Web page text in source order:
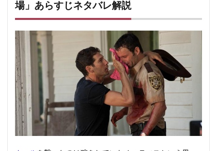
7.1
次の話ウォーキング・デッド(TWD)シーズン2第
場」あらすじネタバレ解説